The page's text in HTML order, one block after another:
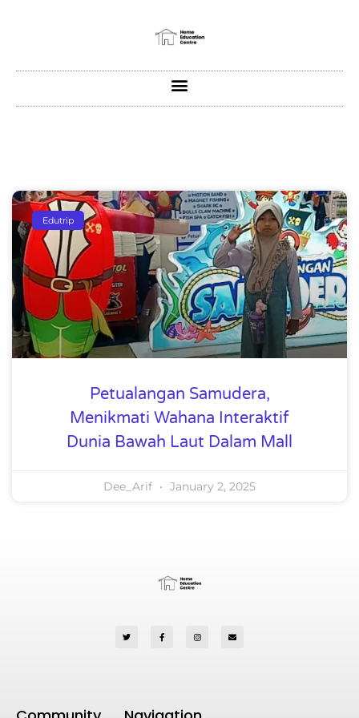
Edutrip
Petualangan Samudera,
Menikmati Wahana Interaktif
Dunia Bawah Laut Dalam Mall
Dee_Arif January 2, 2025